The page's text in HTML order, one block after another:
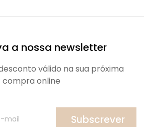
a nossa newsletter
válido na sua próxima
compra online
Subscrever